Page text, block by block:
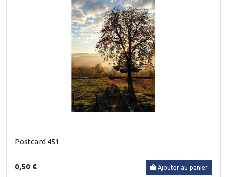
Postcard 451
0,50 € Ajouter au panier